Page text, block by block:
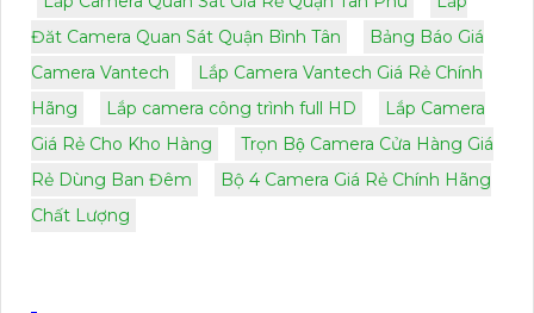
Đăt Camera Quan Sát Quận Bình Tân
Bảng Báo Giá
Camera Vantech
Lắp Camera Vantech Giá Rẻ Chính
Hãng
Lắp camera công trình full HD
Lắp Camera
Giá Rẻ Cho Kho Hàng
Trọn Bộ Camera Cửa Hàng Giá
Rẻ Dùng Ban Đêm
Bộ 4 Camera Giá Rẻ Chính Hãng
Chất Lượng